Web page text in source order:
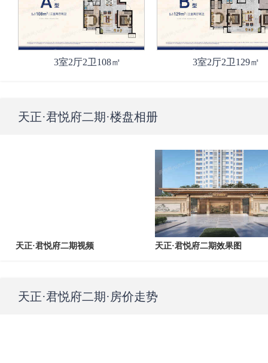
3室2厅2卫108㎡ 3室2厅2卫129㎡
天正·君悦府二期 ·楼盘相册
天正·君悦府二期视频 天正·君悦府二期效果图
天正·君悦府二期 ·房价走势